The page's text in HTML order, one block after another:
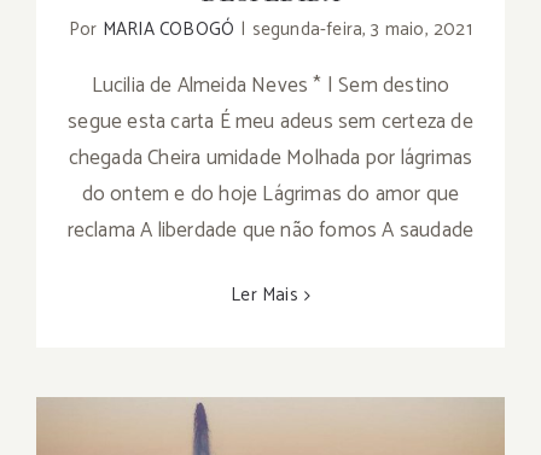
Por MARIA COBOGÓ | segunda-feira, 3 maio, 2021
Lucilia de Almeida Neves * | Sem destino
segue esta carta É meu adeus sem certeza de
chegada Cheira umidade Molhada por lágrimas
do ontem e do hoje Lágrimas do amor que
reclama A liberdade que não fomos A saudade
Ler Mais